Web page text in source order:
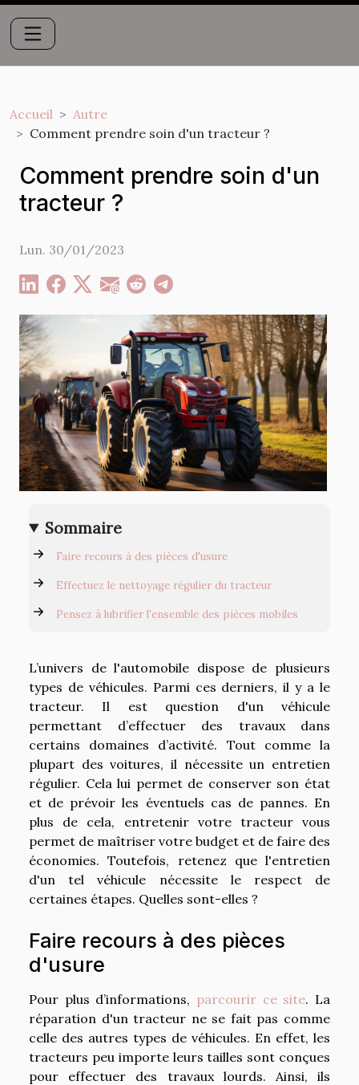
Accueil
Autre
Comment prendre soin d'un tracteur ?
Comment prendre soin d'un
tracteur ?
Lun. 30/01/2023
Sommaire
Faire recours à des pièces d'usure
Effectuez le nettoyage régulier du tracteur
Pensez à lubrifier l'ensemble des pièces mobiles
L’univers de l'automobile dispose de plusieurs
types de véhicules. Parmi ces derniers, il y a le
tracteur. Il est question d'un véhicule
permettant d’effectuer des travaux dans
certains domaines d’activité. Tout comme la
plupart des voitures, il nécessite un entretien
régulier. Cela lui permet de conserver son état
et de prévoir les éventuels cas de pannes. En
plus de cela, entretenir votre tracteur vous
permet de maîtriser votre budget et de faire des
économies. Toutefois, retenez que l'entretien
d'un tel véhicule nécessite le respect de
certaines étapes. Quelles sont-elles ?
Faire recours à des pièces
d'usure
Pour plus d’informations, parcourir ce site. La
réparation d'un tracteur ne se fait pas comme
celle des autres types de véhicules. En effet, les
tracteurs peu importe leurs tailles sont conçues
pour effectuer des travaux lourds. Ainsi, ils